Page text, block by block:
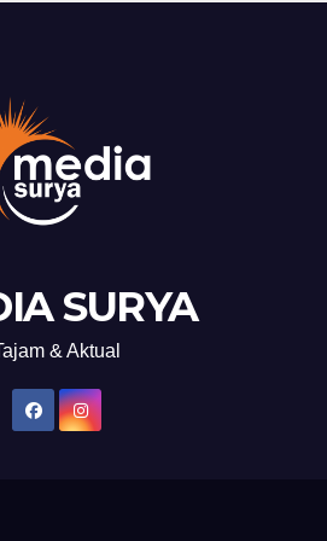
SURYA
& Aktual